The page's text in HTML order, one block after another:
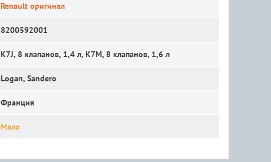
Renault оригинал
8200592001
K7J, 8 клапанов, 1,4 л, K7M, 8 клапанов, 1,6 л
Logan, Sandero
Франция
Мало